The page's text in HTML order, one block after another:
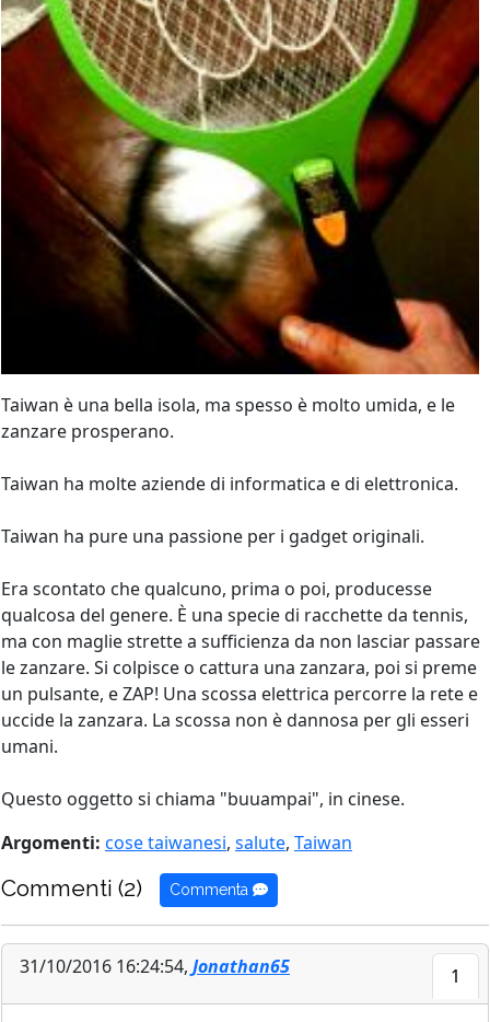
Taiwan è una bella isola, ma spesso è molto umida, e le
zanzare prosperano.
Taiwan ha molte aziende di informatica e di elettronica.
Taiwan ha pure una passione per i gadget originali.
Era scontato che qualcuno, prima o poi, producesse
qualcosa del genere. È una specie di racchette da tennis,
ma con maglie strette a sufficienza da non lasciar passare
le zanzare. Si colpisce o cattura una zanzara, poi si preme
un pulsante, e ZAP! Una scossa elettrica percorre la rete e
uccide la zanzara. La scossa non è dannosa per gli esseri
umani.
Questo oggetto si chiama "buuampai", in cinese.
Argomenti: cose taiwanesi, salute, Taiwan
Commenti (2) Commenta
31/10/2016 16:24:54, Jonathan65 1